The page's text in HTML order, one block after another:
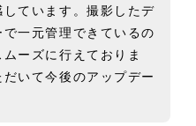
ています。撮影したデ
一元管理できているの
ーズに行えておりま
いて今後のアップデー